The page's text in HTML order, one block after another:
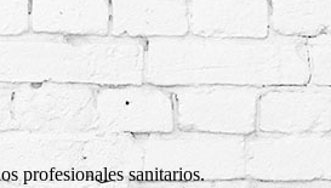
profesionales sanitarios.